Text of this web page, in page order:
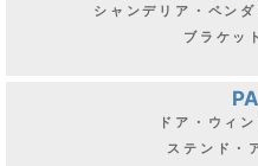
シャンデリア・ペン
ブラケッ
ドア・ウィ
ステンド・